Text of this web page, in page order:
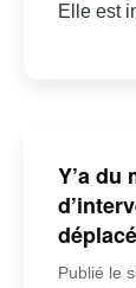
Elle est
Y’a du
Publié le